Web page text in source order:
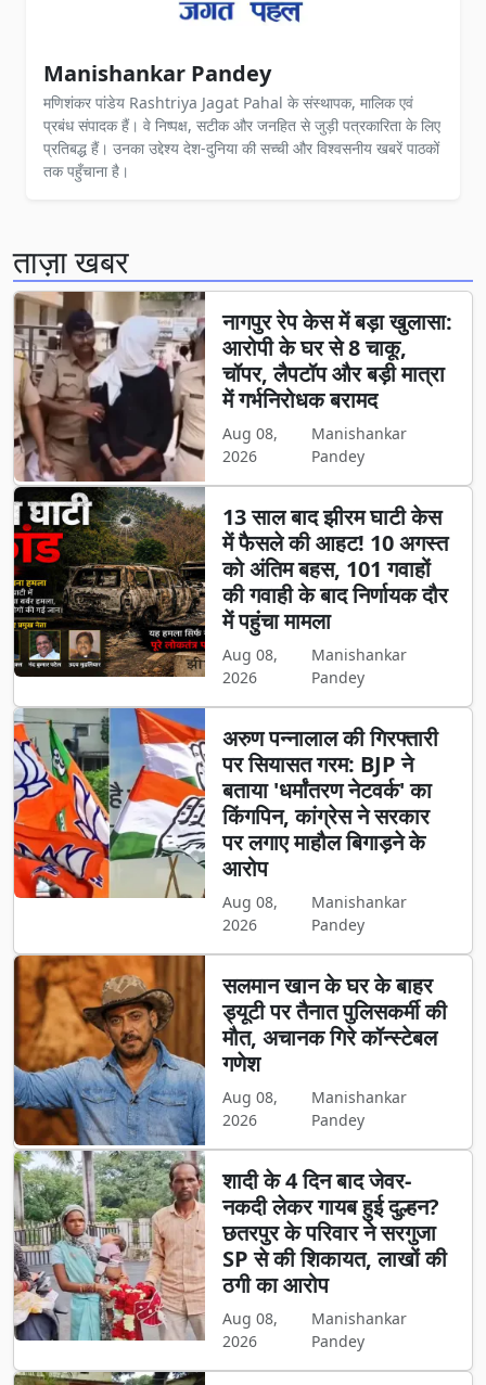
Manishankar Pandey
मणिशंकर पांडेय Rashtriya Jagat Pahal के संस्थापक, मालिक एवं
प्रबंध संपादक हैं। वे निष्पक्ष, सटीक और जनहित से जुड़ी पत्रकारिता के लिए
प्रतिबद्ध हैं। उनका उद्देश्य देश-दुनिया की सच्ची और विश्वसनीय खबरें पाठकों
तक पहुँचाना है।
ताज़ा खबर
नागपुर रेप केस में बड़ा खुलासा:
आरोपी के घर से 8 चाकू,
चॉपर, लैपटॉप और बड़ी मात्रा
में गर्भनिरोधक बरामद
Aug 08,
2026
Manishankar
Pandey
13 साल बाद झीरम घाटी केस
में फैसले की आहट! 10 अगस्त
को अंतिम बहस, 101 गवाहों
की गवाही के बाद निर्णायक दौर
में पहुंचा मामला
Aug 08,
2026
Manishankar
Pandey
अरुण पन्नालाल की गिरफ्तारी
पर सियासत गरम: BJP ने
बताया 'धर्मांतरण नेटवर्क' का
किंगपिन, कांग्रेस ने सरकार
पर लगाए माहौल बिगाड़ने के
आरोप
Aug 08,
2026
Manishankar
Pandey
सलमान खान के घर के बाहर
ड्यूटी पर तैनात पुलिसकर्मी की
मौत, अचानक गिरे कॉन्स्टेबल
गणेश
Aug 08,
2026
Manishankar
Pandey
शादी के 4 दिन बाद जेवर-
नकदी लेकर गायब हुई दुल्हन?
छतरपुर के परिवार ने सरगुजा
SP से की शिकायत, लाखों की
ठगी का आरोप
Aug 08,
2026
Manishankar
Pandey